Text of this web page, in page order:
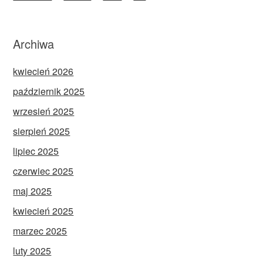
Archiwa
kwiecień 2026
październik 2025
wrzesień 2025
sierpień 2025
lipiec 2025
czerwiec 2025
maj 2025
kwiecień 2025
marzec 2025
luty 2025